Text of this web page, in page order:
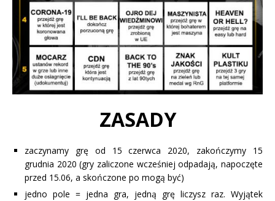
ZASADY
zaczynamy grę od 15 czerwca 2020, zakończymy 15
grudnia 2020 (gry zaliczone wcześniej odpadają, napoczęte
przed 15.06, a skończone po mogą być)
jedno pole = jedna gra, jedną grę liczysz raz. Wyjątek